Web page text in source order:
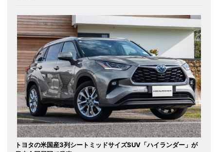
トヨタの米国産3列シートミッドサイズSUV「ハイランダー」が